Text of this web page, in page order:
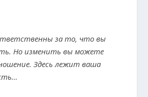
за то, что вы
Но изменить вы можете
Здесь лежит ваша